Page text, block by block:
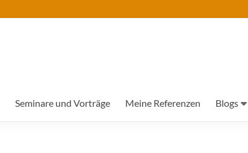
Seminare und Vorträge Meine Referenzen Blogs